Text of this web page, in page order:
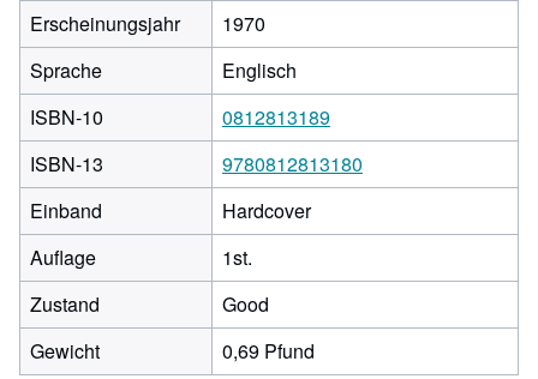
Erscheinungsjahr
1970
Sprache
Englisch
ISBN-10
0812813189
ISBN-13
9780812813180
Einband
Hardcover
Auflage
1st.
Zustand
Good
Gewicht
0,69 Pfund